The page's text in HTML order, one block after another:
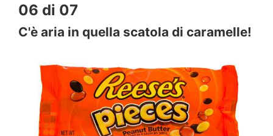
06 di 07
C'è aria in quella scatola di caramelle!